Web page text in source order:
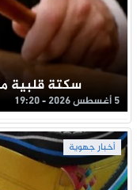
سكتة قلبية
5 أغسطس 2026 - 19:20
أخبار جهوية